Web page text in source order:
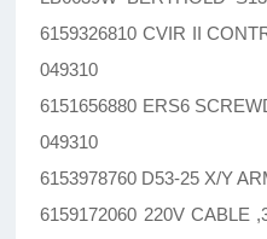
6159326810 CVIR II
049310
6151656880 ERS6
049310
6153978760 D53-25 X/Y
6159172060 220V CABLE